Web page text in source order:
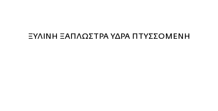
ΞΥΛΙΝΗ ΞΑΠΛΩΣΤΡΑ ΥΔΡΑ ΠΤΥΣΣΟΜΕΝΗ